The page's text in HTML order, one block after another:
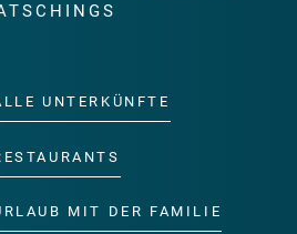
UNTERKÜNFTE
MIT DER FAMILIE